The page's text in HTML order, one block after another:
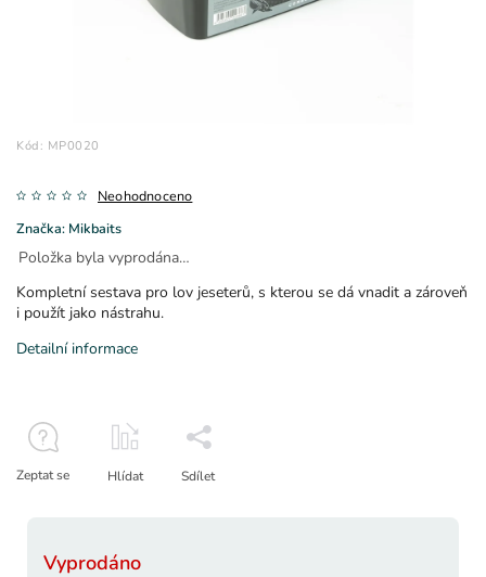
Kód: MP0020
Neohodnoceno
Značka: Mikbaits
Vyprodáno
Položka byla vyprodána…
Kompletní sestava pro lov jeseterů, s kterou se dá vnadit a zároveň
i použít jako nástrahu.
Detailní informace
Zeptat se Hlídat Sdílet